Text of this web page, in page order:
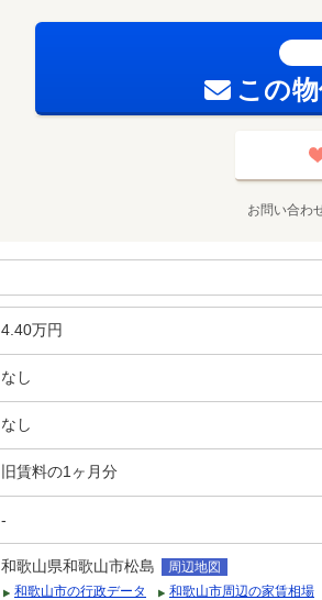
この
お問い合わ
4.40万円
なし
なし
旧賃料の1ヶ月分
-
和歌山県和歌山市松島
周辺地図
和歌山市の行政データ
和歌山市周辺の家賃相場